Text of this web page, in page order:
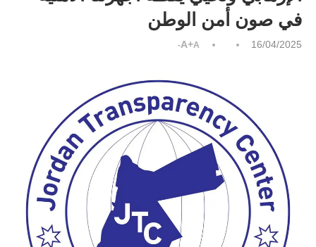
في صون أمن الوطن
16/04/2025
A+A-